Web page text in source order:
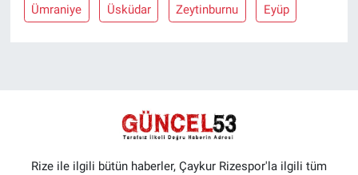
Ümraniye Üsküdar Zeytinburnu Eyüp
Rize ile ilgili bütün haberler, Çaykur Rizespor'la ilgili tüm